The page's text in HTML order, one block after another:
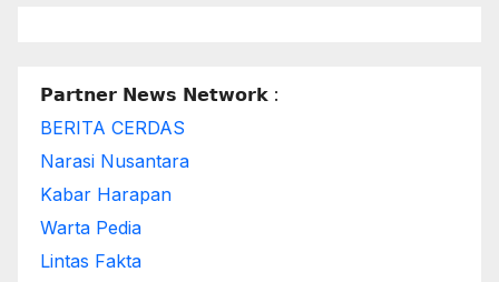
𝗣𝗮𝗿𝘁𝗻𝗲𝗿 𝗡𝗲𝘄𝘀 𝗡𝗲𝘁𝘄𝗼𝗿𝗸 :
BERITA CERDAS
Narasi Nusantara
Kabar Harapan
Warta Pedia
Lintas Fakta